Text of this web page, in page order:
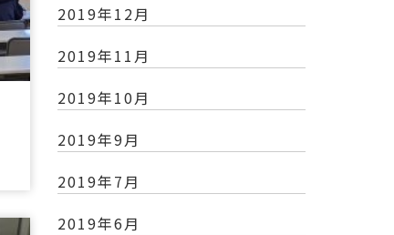
2019年12月
2019年11月
2019年10月
2019年9月
2019年7月
2019年6月